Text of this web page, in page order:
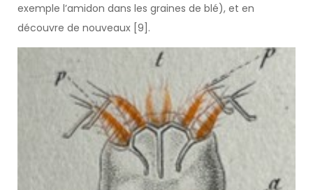
exemple l’amidon dans les graines de blé), et en
découvre de nouveaux [9].